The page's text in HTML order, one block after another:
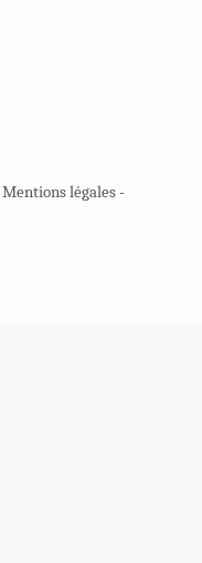
Mentions légales-